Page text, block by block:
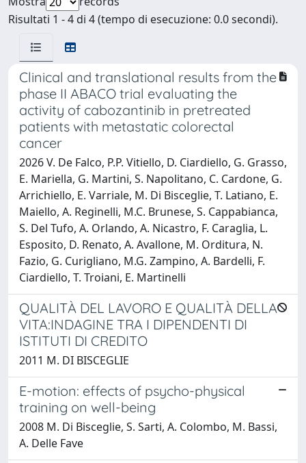
Risultati 1 - 4 di 4 (tempo di esecuzione: 0.0 secondi).
Clinical and translational results from the
phase II ABACO trial evaluating the
activity of cabozantinib in pretreated
patients with metastatic colorectal
cancer
2026 V. De Falco, P.P. Vitiello, D. Ciardiello, G. Grasso,
E. Mariella, G. Martini, S. Napolitano, C. Cardone, G.
Arrichiello, E. Varriale, M. Di Bisceglie, T. Latiano, E.
Maiello, A. Reginelli, M.C. Brunese, S. Cappabianca,
S. Del Tufo, A. Orlando, A. Nicastro, F. Caraglia, L.
Esposito, D. Renato, A. Avallone, M. Orditura, N.
Fazio, G. Curigliano, M.G. Zampino, A. Bardelli, F.
Ciardiello, T. Troiani, E. Martinelli
QUALITÀ DEL LAVORO E QUALITÀ DELLA
VITA:INDAGINE TRA I DIPENDENTI DI
ISTITUTI DI CREDITO
2011 M. DI BISCEGLIE
E-motion: effects of psycho-physical
training on well-being
2008 M. Di Bisceglie, S. Sarti, A. Colombo, M. Bassi,
A. Delle Fave